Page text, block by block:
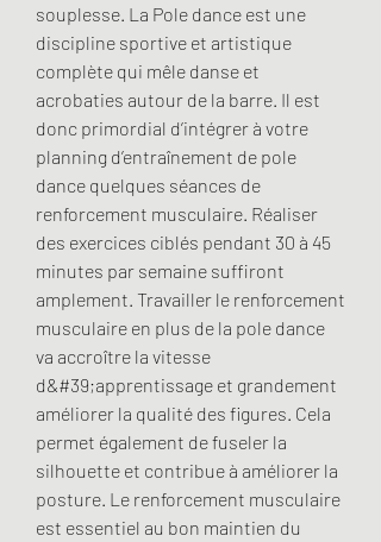
souplesse. La Pole dance est une
discipline sportive et artistique
complète qui mêle danse et
acrobaties autour de la barre. Il est
donc primordial d’intégrer à votre
planning d’entraînement de pole
dance quelques séances de
renforcement musculaire. Réaliser
des exercices ciblés pendant 30 à 45
minutes par semaine suffiront
amplement. Travailler le renforcement
musculaire en plus de la pole dance
va accroître la vitesse
d&#39;apprentissage et grandement
améliorer la qualité des figures. Cela
permet également de fuseler la
silhouette et contribue à améliorer la
posture. Le renforcement musculaire
est essentiel au bon maintien du